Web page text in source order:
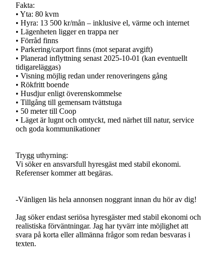
Fakta:
• Yta: 80 kvm
• Hyra: 13 500 kr/mån – inklusive el, värme och internet
• Lägenheten ligger en trappa ner
• Förråd finns
• Parkering/carport finns (mot separat avgift)
• Planerad inflyttning senast 2025-10-01 (kan eventuellt
tidigareläggas)
• Visning möjlig redan under renoveringens gång
• Rökfritt boende
• Husdjur enligt överenskommelse
• Tillgång till gemensam tvättstuga
• 50 meter till Coop
• Läget är lugnt och omtyckt, med närhet till natur, service
och goda kommunikationer
Trygg uthyrning:
Vi söker en ansvarsfull hyresgäst med stabil ekonomi.
Referenser kommer att begäras.
-Vänligen läs hela annonsen noggrant innan du hör av dig!
Jag söker endast seriösa hyresgäster med stabil ekonomi och
realistiska förväntningar. Jag har tyvärr inte möjlighet att
svara på korta eller allmänna frågor som redan besvaras i
texten.